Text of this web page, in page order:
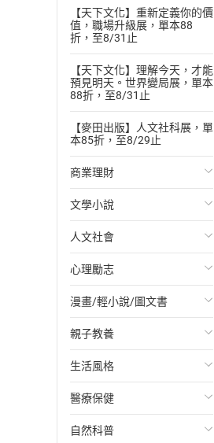
【天下文化】重新定義你的價
值，職場升級展，單本88
折，至8/31止
【天下文化】理解今天，才能
預見明天。世界變局展，單本
88折，至8/31止
【麥田出版】人文社科展，單
本85折，至8/29止
商業理財
投資理財
經濟/趨勢
財務/金融
管理/領導
職場工作術
成功法
行銷/廣告
傳記
文學小說
歐美文學
日本文學
韓國文學
華文文學
經典文學
成長/家庭生活小說
懸疑/推理小說
人文社會
國際關係
政治
社會科學
台灣/中國歷史
日/韓歷史
其他歷史/史學
心理勵志
心靈成長/情緒
人際關係
兩性關係
心理學
漫畫/輕小說/圖文書
輕小說
奇幻/科幻
愛情故事
職場/社會寫實
親子教養
教育現場
兒童文學/故事
兒童科普/學習
生活風格
飲食/食譜
健身/美顏
醫療保健
健康/養生
自然科普